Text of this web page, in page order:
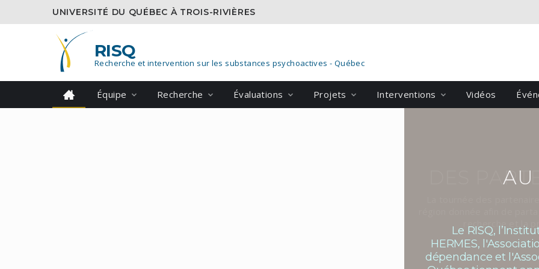
UNIVERSITÉ DU QUÉBEC À TROIS-RIVIÈRES
RISQ
Recherche et intervention sur les substances psychoactives - Québec
Équipe Recherche Évaluations Projets Interventions Vidéos
AU
Le RISQ,
HERMES,
dépendance et
DES
La tournée des
recherche et la